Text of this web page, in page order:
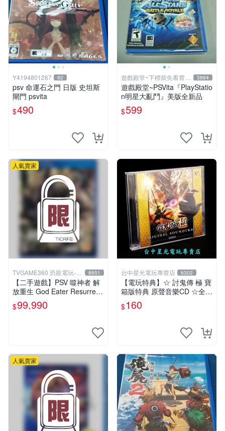
Y4194801267 92
psv 命運石之門 日版 史坦斯
閘門 psvita
$490
遊戲殿堂~下標前先看賣場
關於我
3864
遊戲殿堂~PSVita『PlayStatio
n明星大亂鬥』美版全新品
$599
人氣賣家
TVGAME360 恐龍電玩-台
中店
8651
【二手遊戲】PSV 噬神者 解
放重生 God Eater Resurrecti
on 日文版【台中恐龍電玩】
$99,990
台中星光電玩專賣店 6302
【電玩特典】☆ 討鬼傳 極 寶
箱版特典 原聲音樂CD ☆全新
品【台中星光電玩】
$160
人氣賣家